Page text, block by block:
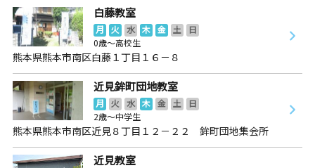
白藤教室
月 火 水 木 金 土
日
0歳～高校生
熊本県熊本市南区白藤１丁目１６－８
近見鉾町団地教室
月 火 水 木 金 土
日
2歳～中学生
熊本県熊本市南区近見８丁目１２－２２ 鉾町団地集会所
近見教室